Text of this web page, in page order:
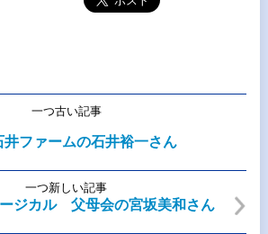
一つ古い記事
井ファームの石井裕一さん
一つ新しい記事
ジカル 父母会の宮坂美和さん